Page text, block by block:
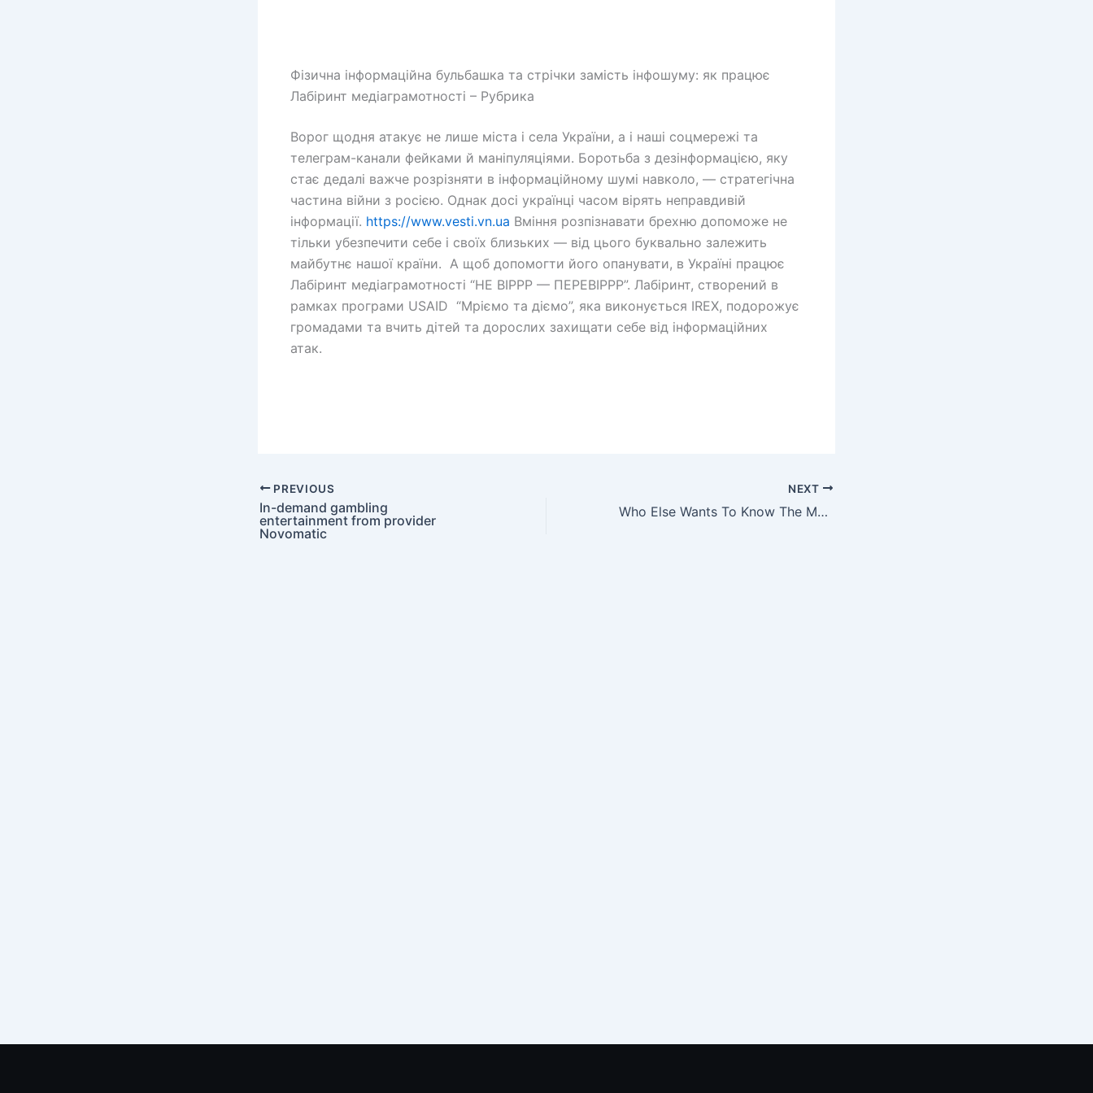
Фізична інформаційна бульбашка та стрічки замість інфошуму: як працює
Лабіринт медіаграмотності – Рубрика
Ворог щодня атакує не лише міста і села України, а і наші соцмережі та
телеграм-канали фейками й маніпуляціями. Боротьба з дезінформацією, яку
стає дедалі важче розрізняти в інформаційному шумі навколо, — стратегічна
частина війни з росією. Однак досі українці часом вірять неправдивій
інформації. https://www.vesti.vn.ua Вміння розпізнавати брехню допоможе не
тільки убезпечити себе і своїх близьких — від цього буквально залежить
майбутнє нашої країни. А щоб допомогти його опанувати, в Україні працює
Лабіринт медіаграмотності “НЕ ВІРРР — ПЕРЕВІРРР”. Лабіринт, створений в
рамках програми USAID “Мріємо та діємо”, яка виконується IREX, подорожує
громадами та вчить дітей та дорослих захищати себе від інформаційних
атак.
PREVIOUS
In-demand gambling
entertainment from provider
Novomatic
NEXT
Who Else Wants To Know The Mystery Behind Triumph Casino Sports Betting?